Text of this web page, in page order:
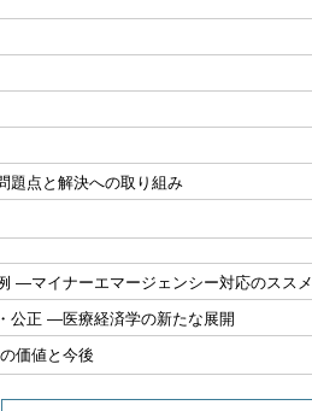
題点と解決への取り組み
―マイナーエマージェンシー対応のススメ
公正 ―医療経済学の新たな展開
価値と今後